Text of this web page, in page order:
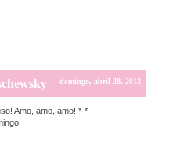
domingo, abril 28, 2013
Amo, amo, amo! *-*